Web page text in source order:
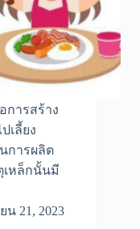
การสร้าง
เลี้ยง
การผลิต
เหล็กนั้นมี
21, 2023